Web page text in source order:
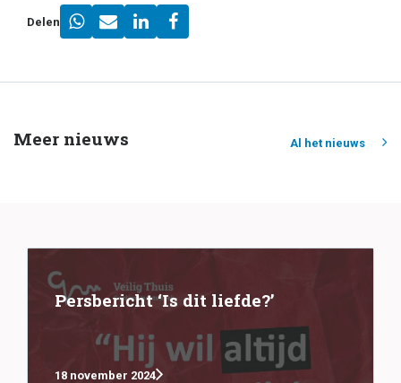
Delen
Meer nieuws Al het nieuws
Persbericht ‘Is dit liefde?’
18 november 2024